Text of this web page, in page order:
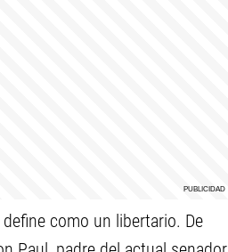
como un libertario. De